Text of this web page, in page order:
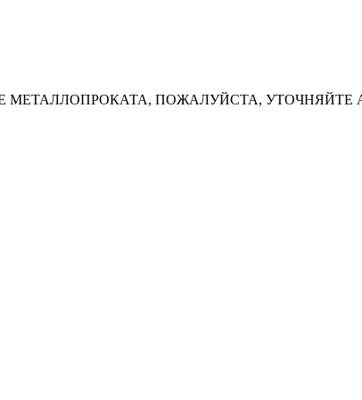
ПОЖАЛУЙСТА, УТОЧНЯЙТЕ